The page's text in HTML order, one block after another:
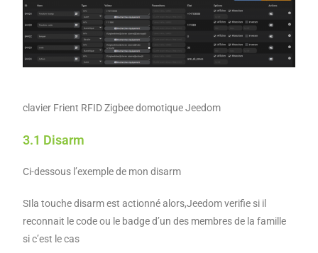
clavier Frient RFID Zigbee domotique Jeedom
3.1 Disarm
Ci-dessous l’exemple de mon disarm
SIla touche disarm est actionné alors,Jeedom verifie si il
reconnait le code ou le badge d’un des membres de la famille
si c’est le cas